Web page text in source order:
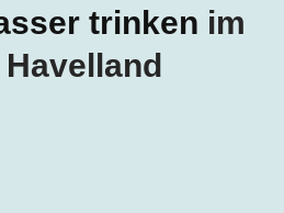
trinken im